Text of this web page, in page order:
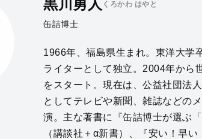
黒川勇人 くろかわ はやと
缶詰博士
1966年、福島県生まれ。東洋大学
ライターとして独立。2004年から
をスタート。現在は、公益社団法
としてテレビや新聞、雑誌などの
演。主な著書に『缶詰博士が選ぶ
（講談社＋α新書）、『安い！早